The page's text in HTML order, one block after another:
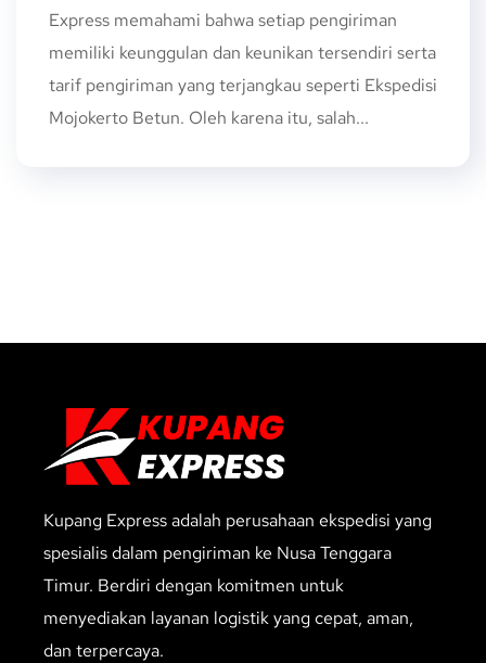
Express memahami bahwa setiap pengiriman
memiliki keunggulan dan keunikan tersendiri serta
tarif pengiriman yang terjangkau seperti Ekspedisi
Mojokerto Betun. Oleh karena itu, salah...
Kupang Express adalah perusahaan ekspedisi yang
spesialis dalam pengiriman ke Nusa Tenggara
Timur. Berdiri dengan komitmen untuk
menyediakan layanan logistik yang cepat, aman,
dan terpercaya.